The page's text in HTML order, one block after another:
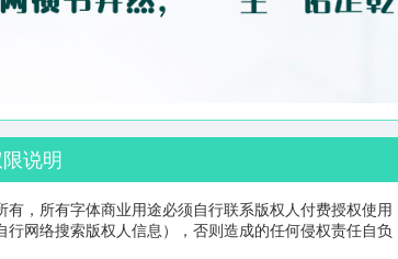
说明
有，所有字体商业用途必须自行联系版权人付费授权使
行网络搜索版权人信息），否则造成的任何侵权责任自